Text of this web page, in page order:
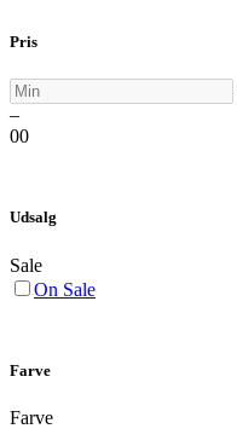
Pris
Min
–
00
Udsalg
Sale
On Sale
Farve
Farve